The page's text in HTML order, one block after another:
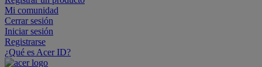
Mi comunidad
Cerrar sesión
Iniciar sesión
Registrarse
¿Qué es Acer ID?